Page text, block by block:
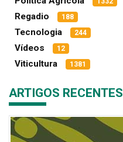
Regadio 188
Tecnologia 244
Vídeos 12
Viticultura 1381
ARTIGOS RECENTES